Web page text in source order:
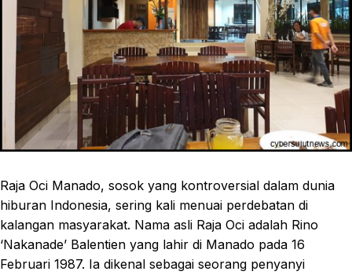
Raja Oci Manado, sosok yang kontroversial dalam dunia
hiburan Indonesia, sering kali menuai perdebatan di
kalangan masyarakat. Nama asli Raja Oci adalah Rino
‘Nakanade’ Balentien yang lahir di Manado pada 16
Februari 1987. Ia dikenal sebagai seorang penyanyi